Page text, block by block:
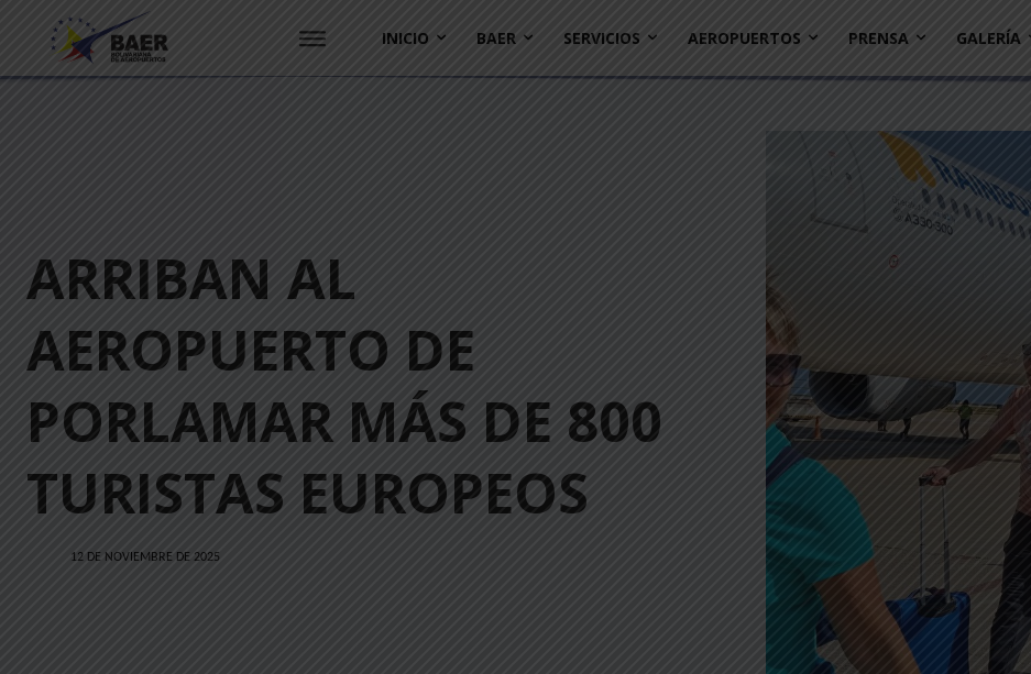
INICIO BAER SERVICIOS AEROPUERTOS PRENSA GALERÍA
ARRIBAN AL
AEROPUERTO DE
PORLAMAR MÁS DE 800
TURISTAS EUROPEOS
12 DE NOVIEMBRE DE 2025